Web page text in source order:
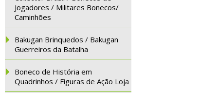
Jogadores / Militares Bonecos/
Caminhões
Bakugan Brinquedos / Bakugan
Guerreiros da Batalha
Boneco de História em
Quadrinhos / Figuras de Ação Loja